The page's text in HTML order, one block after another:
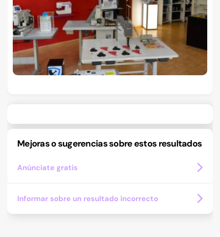
Mejoras o sugerencias sobre estos resultados
Anúnciate gratis
Informar sobre un resultado incorrecto